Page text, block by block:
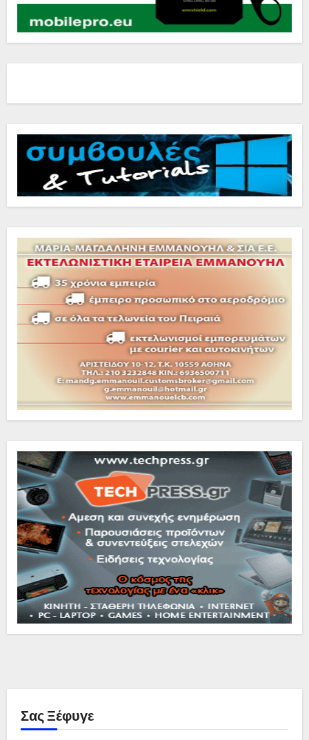
Σας Ξέφυγε